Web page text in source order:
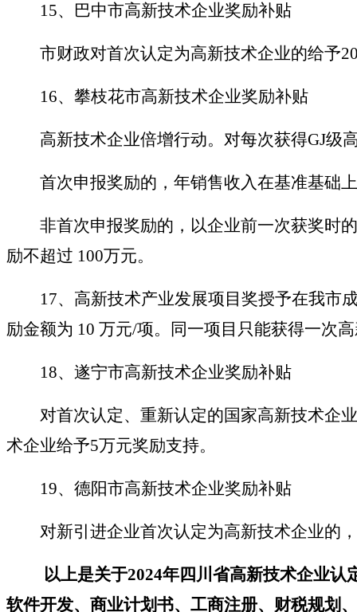
15、巴中市高新技术企业奖励补贴
市财政对首次认定为高新技术企业的给予
16、攀枝花市高新技术企业奖励补贴
高新技术企业倍增行动。对每次获得GJ级
首次申报奖励的，年销售收入在基准基础
非首次申报奖励的，以企业前一次获奖时的
励不超过 100万元。
17、高新技术产业发展项目奖授予在我市
励金额为 10 万元/项。同一项目只能获得一次
18、遂宁市高新技术企业奖励补贴
对首次认定、重新认定的国家高新技术企业
术企业给予5万元奖励支持。
19、德阳市高新技术企业奖励补贴
对新引进企业首次认定为高新技术企业的
以上是关于2024年四川省高新技术企业认
软件开发、商业计划书、工商注册、财税规划